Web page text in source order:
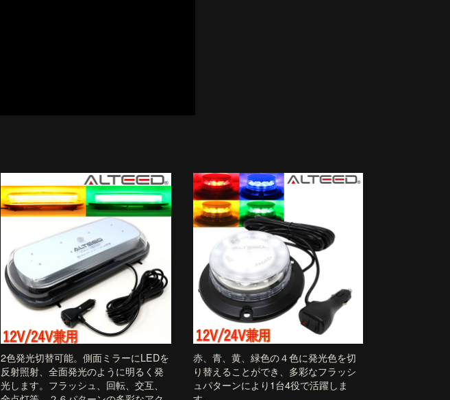
2色発光切替可能。側面ミラーにLEDを
反射照射、全面発光のように明るく発
光します。フラッシュ、回転、交互、
赤、青、黄、緑色の４色に発光色を切
り替えることができ、多彩なフラッシ
ュパターンにより1台4役で活躍しま